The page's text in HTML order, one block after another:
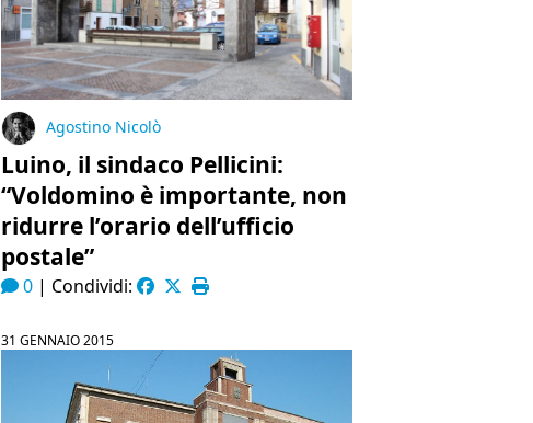
Agostino Nicolò
Luino, il sindaco Pellicini:
“Voldomino è importante, non
ridurre l’orario dell’ufficio
postale”
0| Condividi:
31 GENNAIO 2015